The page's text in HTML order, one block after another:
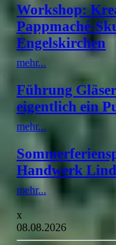
Workshop:
Pappmaché-
Engelskirchen
mehr...
Führung
eigentlich ein
mehr...
Handwerk
mehr...
x
08.08.2026